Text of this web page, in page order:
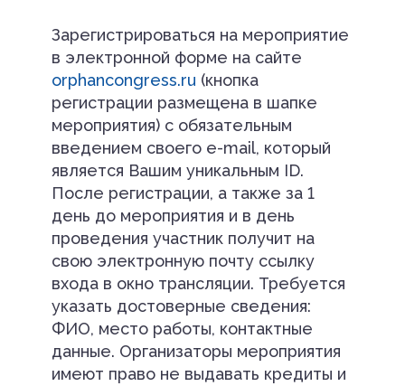
Зарегистрироваться на мероприятие
в электронной форме на сайте
orphancongress.ru (кнопка
регистрации размещена в шапке
мероприятия) с обязательным
введением своего e-mail, который
является Вашим уникальным ID.
После регистрации, а также за 1
день до мероприятия и в день
проведения участник получит на
свою электронную почту ссылку
входа в окно трансляции. Требуется
указать достоверные сведения:
ФИО, место работы, контактные
данные. Организаторы мероприятия
имеют право не выдавать кредиты и